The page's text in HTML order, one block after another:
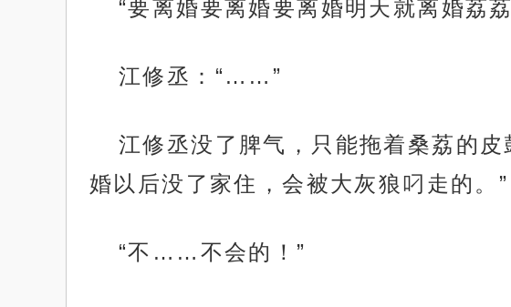
“要离婚要离婚要离婚明天就离婚
江修丞：“……”
江修丞没了脾气，只能拖着桑荔的
婚以后没了家住，会被大灰狼叼走的。”
“不……不会的！”